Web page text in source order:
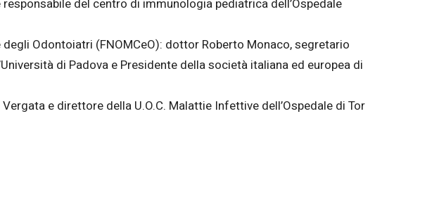
del centro di immunologia pediatrica dell’Ospedale
Odontoiatri (FNOMCeO): dottor Roberto Monaco, segretario
di Padova e Presidente della società italiana ed europea di
e direttore della U.O.C. Malattie Infettive dell’Ospedale di Tor